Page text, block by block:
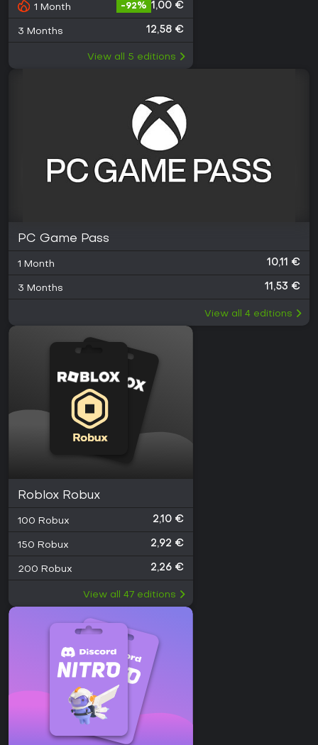
1 Month -92% 1,00 €
3 Months 12,58 €
View all 5 editions
PC Game Pass
1 Month 10,11 €
3 Months 11,53 €
View all 4 editions
Roblox Robux
100 Robux 2,10 €
150 Robux 2,92 €
200 Robux 2,26 €
View all 47 editions